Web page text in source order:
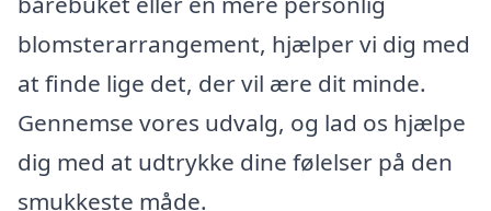
blomsterarrangement, hjælper vi dig med
at finde lige det, der vil ære dit minde.
Gennemse vores udvalg, og lad os hjælpe
dig med at udtrykke dine følelser på den
smukkeste måde.